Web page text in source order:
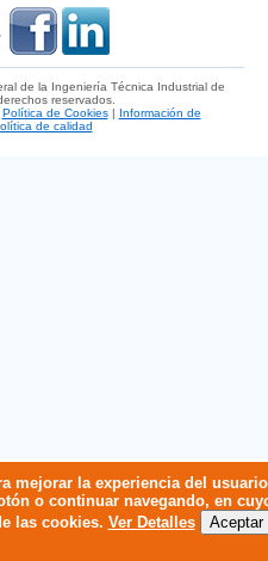
mejorar la experiencia del
o continuar navegando, en
las cookies. Ver Detalles
de la Ingeniería Técnica Industrial de
reservados.
Política de Cookies| Información de
de calidad